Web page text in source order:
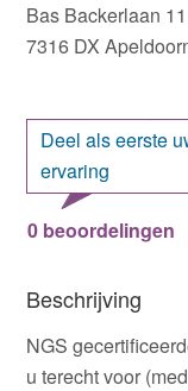
Bas Backerlaan 11
7316 DX
Deel als eerste
ervaring
0 beoordelingen
Beschrijving
NGS
u terecht voor